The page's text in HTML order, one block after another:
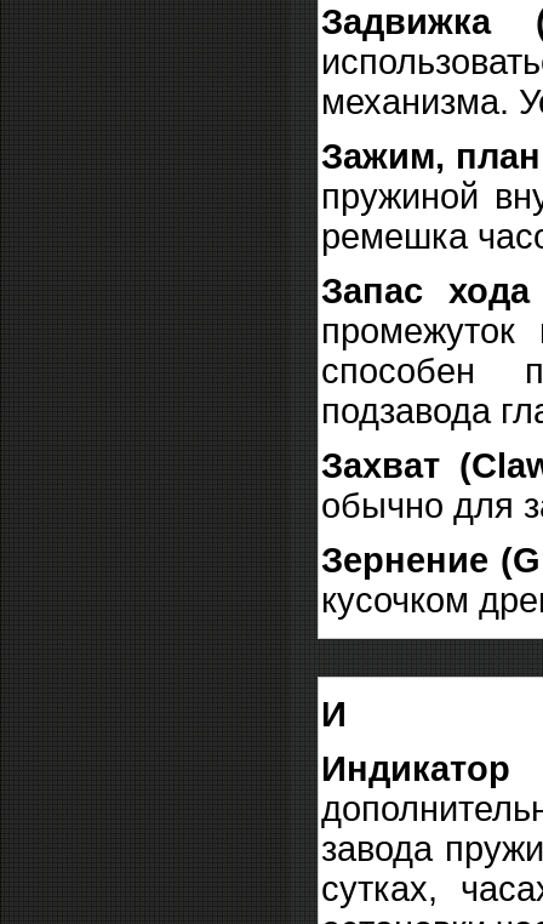
механизма.
Зажим,
пружиной
ремешка
Запас
промежуток
способен
подзавода
Захват
обычно для
Зернение
кусочком
И
завода
сутках,